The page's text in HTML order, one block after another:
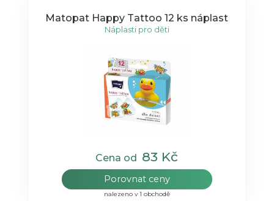
Matopat Happy Tattoo 12 ks náplast
Náplasti pro děti
Cena od 83 Kč
Porovnat ceny
nalezeno v 1 obchodě